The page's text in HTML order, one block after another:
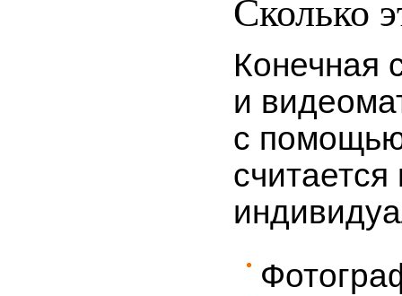
Конечная
и
с